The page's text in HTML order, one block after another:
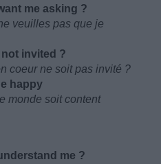
me asking ?
veuilles pas que je
invited ?
coeur ne soit pas invité ?
happy
monde soit content
me ?